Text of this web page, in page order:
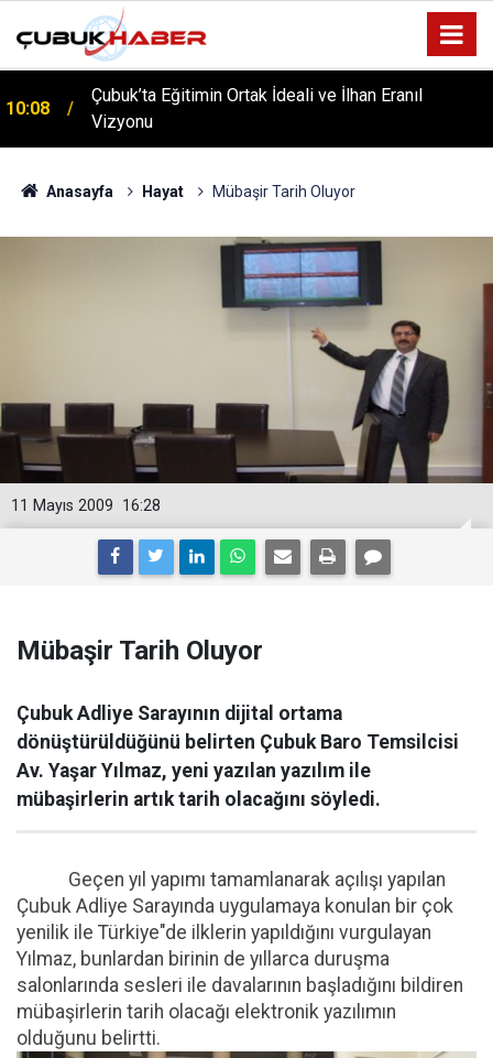
Çubuk’ta Eğitimin Ortak İdeali ve İlhan Eranıl
Vizyonu
12:06
ÇUBUK’TA ‘YAZA MERHABA’ COŞKUSU: Kursiyerler
Gönüllerince Eğlendi!
Anasayfa Hayat Mübaşir Tarih Oluyor
16:28
11 Mayıs 2009
Mübaşir Tarih Oluyor
Çubuk Adliye Sarayının dijital ortama
dönüştürüldüğünü belirten Çubuk Baro Temsilcisi
Av. Yaşar Yılmaz, yeni yazılan yazılım ile
mübaşirlerin artık tarih olacağını söyledi.
Geçen yıl yapımı tamamlanarak açılışı yapılan
Çubuk Adliye Sarayında uygulamaya konulan bir çok
yenilik ile Türkiye"de ilklerin yapıldığını vurgulayan
Yılmaz, bunlardan birinin de yıllarca duruşma
salonlarında sesleri ile davalarının başladığını bildiren
mübaşirlerin tarih olacağı elektronik yazılımın
olduğunu belirtti.